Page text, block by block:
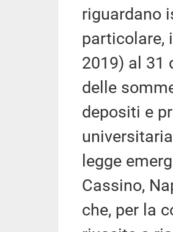
riguardano
particolare,
2019) al 31
delle
depositi e
legge
Cassino,
che, per la